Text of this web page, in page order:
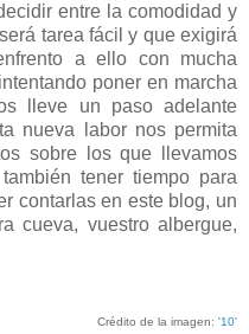
entre la comodidad y
tarea fácil y que exigirá
a ello con mucha
poner en marcha
lleve un paso adelante
nueva labor nos permita
sobre los que llevamos
tener tiempo para
contarlas en este blog, un
cueva, vuestro albergue,
Crédito de la imagen: '10'